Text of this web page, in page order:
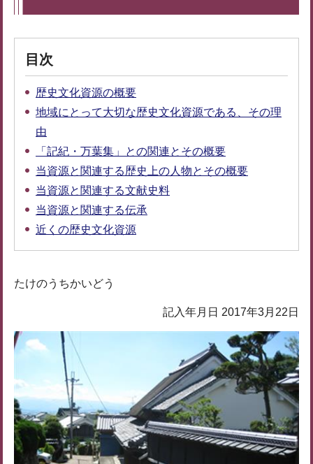
目次
歴史文化資源の概要
地域にとって大切な歴史文化資源である、その理
由
「記紀・万葉集」との関連とその概要
当資源と関連する歴史上の人物とその概要
当資源と関連する文献史料
当資源と関連する伝承
近くの歴史文化資源
たけのうちかいどう
記入年月日 2017年3月22日